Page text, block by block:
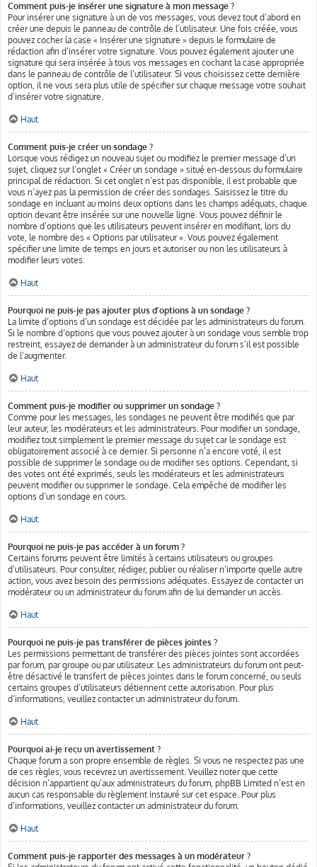
Comment puis-je insérer une signature à mon message ?
Pour insérer une signature à un de vos messages, vous devez tout d’abord en
créer une depuis le panneau de contrôle de l’utilisateur. Une fois créée, vous
pouvez cocher la case « Insérer une signature » depuis le formulaire de
rédaction afin d’insérer votre signature. Vous pouvez également ajouter une
signature qui sera insérée à tous vos messages en cochant la case appropriée
dans le panneau de contrôle de l’utilisateur. Si vous choisissez cette dernière
option, il ne vous sera plus utile de spécifier sur chaque message votre souhait
d’insérer votre signature.
Haut
Comment puis-je créer un sondage ?
Lorsque vous rédigez un nouveau sujet ou modifiez le premier message d’un
sujet, cliquez sur l’onglet « Créer un sondage » situé en-dessous du formulaire
principal de rédaction. Si cet onglet n’est pas disponible, il est probable que
vous n’ayez pas la permission de créer des sondages. Saisissez le titre du
sondage en incluant au moins deux options dans les champs adéquats, chaque
option devant être insérée sur une nouvelle ligne. Vous pouvez définir le
nombre d’options que les utilisateurs peuvent insérer en modifiant, lors du
vote, le nombre des « Options par utilisateur ». Vous pouvez également
spécifier une limite de temps en jours et autoriser ou non les utilisateurs à
modifier leurs votes.
Haut
Pourquoi ne puis-je pas ajouter plus d’options à un sondage ?
La limite d’options d’un sondage est décidée par les administrateurs du forum.
Si le nombre d’options que vous pouvez ajouter à un sondage vous semble trop
restreint, essayez de demander à un administrateur du forum s’il est possible
de l’augmenter.
Haut
Comment puis-je modifier ou supprimer un sondage ?
Comme pour les messages, les sondages ne peuvent être modifiés que par
leur auteur, les modérateurs et les administrateurs. Pour modifier un sondage,
modifiez tout simplement le premier message du sujet car le sondage est
obligatoirement associé à ce dernier. Si personne n’a encore voté, il est
possible de supprimer le sondage ou de modifier ses options. Cependant, si
des votes ont été exprimés, seuls les modérateurs et les administrateurs
peuvent modifier ou supprimer le sondage. Cela empêche de modifier les
options d’un sondage en cours.
Haut
Pourquoi ne puis-je pas accéder à un forum ?
Certains forums peuvent être limités à certains utilisateurs ou groupes
d’utilisateurs. Pour consulter, rédiger, publier ou réaliser n’importe quelle autre
action, vous avez besoin des permissions adéquates. Essayez de contacter un
modérateur ou un administrateur du forum afin de lui demander un accès.
Haut
Pourquoi ne puis-je pas transférer de pièces jointes ?
Les permissions permettant de transférer des pièces jointes sont accordées
par forum, par groupe ou par utilisateur. Les administrateurs du forum ont peut-
être désactivé le transfert de pièces jointes dans le forum concerné, ou seuls
certains groupes d’utilisateurs détiennent cette autorisation. Pour plus
d’informations, veuillez contacter un administrateur du forum.
Haut
Pourquoi ai-je reçu un avertissement ?
Chaque forum a son propre ensemble de règles. Si vous ne respectez pas une
de ces règles, vous recevrez un avertissement. Veuillez noter que cette
décision n’appartient qu’aux administrateurs du forum, phpBB Limited n’est en
aucun cas responsable du règlement instauré sur cet espace. Pour plus
d’informations, veuillez contacter un administrateur du forum.
Haut
Comment puis-je rapporter des messages à un modérateur ?